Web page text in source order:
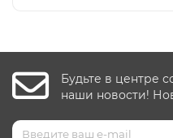
Будьте в центре
наши новости!